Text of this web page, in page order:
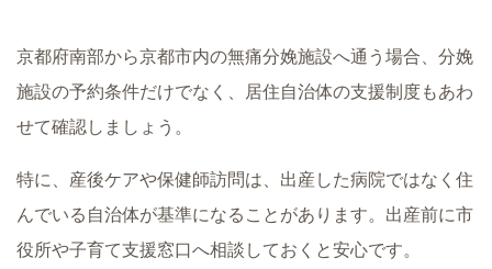
京都府南部から京都市内の無痛分娩施設へ通う場合、分娩
施設の予約条件だけでなく、居住自治体の支援制度もあわ
せて確認しましょう。
特に、産後ケアや保健師訪問は、出産した病院ではなく住
んでいる自治体が基準になることがあります。出産前に市
役所や子育て支援窓口へ相談しておくと安心です。